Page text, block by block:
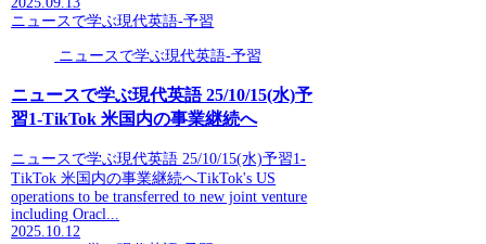
ニュースで学ぶ現代英語-予習
ニュースで学ぶ現代英語-予習
ニュースで学ぶ現代英語 25/10/15(水)予
習1-TikTok 米国内の事業継続へ
ニュースで学ぶ現代英語 25/10/15(水)予習1-
TikTok 米国内の事業継続へTikTok's US
operations to be transferred to new joint venture
including Oracl...
2025.10.12